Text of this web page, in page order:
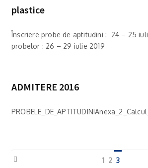
plastice
Înscriere probe de aptitudini : 24 – 25
probelor : 26 – 29 iulie 2019
ADMITERE 2016
1 2 3